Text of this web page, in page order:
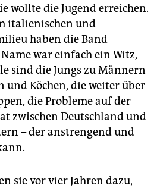
wollte die Jugend erreichen.
italienischen und
haben die Band
war einfach ein Witz,
sind die Jungs zu Männern
und Köchen, die weiter über
die Probleme auf der
zwischen Deutschland und
– der anstrengend und
sie vor vier Jahren dazu,